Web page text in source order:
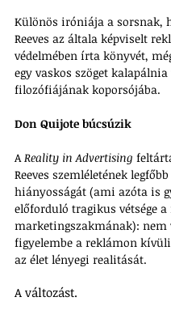
Különös iróniája a sorsnak,
Reeves az általa képviselt
védelmében írta könyvét,
egy vaskos szöget kalapálnia
filozófiájának koporsójába.
Don Quijote búcsúzik
A Reality in Advertising
Reeves szemléletének legfőbb
hiányosságát (ami azóta is
előforduló tragikus vétsége a
marketingszakmának): nem
figyelembe a reklámon
az élet lényegi realitását.
A változást.